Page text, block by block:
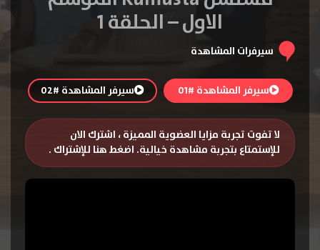
الاول – الحلقة 1
سيرفرات المشاهدة
سيرفر المشاهدة #01 سيرفر المشاهدة #02
لا تفوت تجربة مزايا العضوية المميزة ، اشترك الان
للإستمتاع بتجربة مشاهدة خيالية. اضغط هنا للإشتراك .